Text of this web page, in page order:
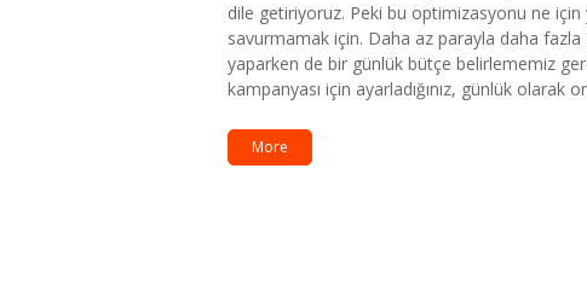
dile getiriyoruz. Peki bu optimizasyonu ne için
savurmamak için. Daha az parayla daha
yaparken de bir günlük bütçe belirlememiz
kampanyası için ayarladığınız, günlük
More